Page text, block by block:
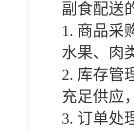
副食配送
1. 商品采
水果、肉
2. 库存管
充足供应
3. 订单处